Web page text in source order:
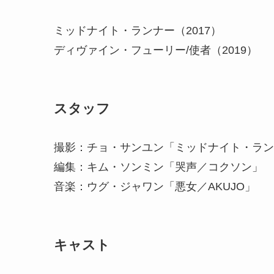
ミッドナイト・ランナー（2017）
ディヴァイン・フューリー/使者（2019）
スタッフ
撮影：チョ・サンユン「ミッドナイト・ラ
編集：キム・ソンミン「哭声／コクソン」
音楽：ウグ・ジャワン「悪女／AKUJO」
キャスト